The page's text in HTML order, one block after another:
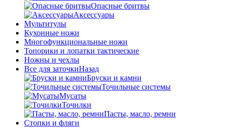
Опасные бритвы
Аксессуары
Мультитулы
Кухонные ножи
Многофункциональные ножи
Топорики и лопатки тактические
Ножны и чехлы
Все для заточкиНазад
Бруски и камни
Точильные системы
Мусаты
Точилки
Пасты, масло, ремни
Стопки и фляги